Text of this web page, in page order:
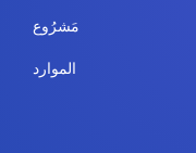
مَشرُوع
الموارد